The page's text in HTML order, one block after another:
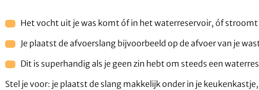
Het vocht uit je was komt óf in het waterreservoir, óf
Je plaatst de afvoerslang bijvoorbeeld op de afvoer van je
Dit is superhandig als je geen zin hebt om steeds een
Stel je voor: je plaatst de slang makkelijk onder in je